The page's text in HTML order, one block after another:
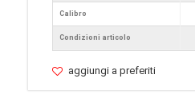
Calibro
Condizioni articolo
aggiungi a preferiti